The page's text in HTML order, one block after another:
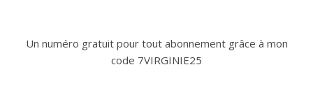
Un numéro gratuit pour tout abonnement grâce à mon
code 7VIRGINIE25